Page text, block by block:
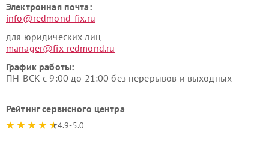
Электронная почта:
info@redmond-fix.ru
для юридических лиц
manager@fix-redmond.ru
График работы:
ПН-ВСК с 9:00 до 21:00 без перерывов и выходных
Рейтинг сервисного центра
4.9-5.0